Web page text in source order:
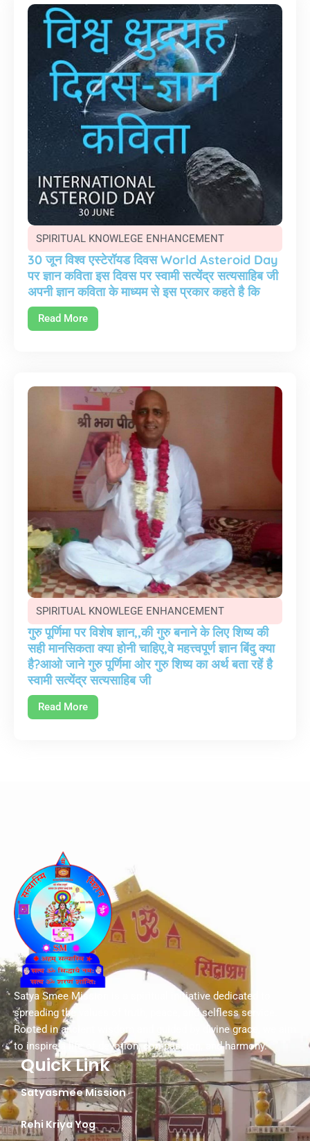
SPIRITUAL KNOWLEGE ENHANCEMENT
30 जून विश्व एस्टेरॉयड दिवस World Asteroid Day
पर ज्ञान कविता इस दिवस पर स्वामी सत्येंद्र सत्यसाहिब जी
अपनी ज्ञान कविता के माध्यम से इस प्रकार कहते है कि
Read More
SPIRITUAL KNOWLEGE ENHANCEMENT
गुरु पूर्णिमा पर विशेष ज्ञान,,की गुरु बनाने के लिए शिष्य की
सही मानसिकता क्या होनी चाहिए,वे महत्त्वपूर्ण ज्ञान बिंदु क्या
है?आओ जाने गुरु पूर्णिमा ओर गुरु शिष्य का अर्थ बता रहें है
स्वामी सत्येंद्र सत्यसाहिब जी
Read More
Satya Smee Mission is a spiritual initiative dedicated to
spreading the values of truth, peace, and selfless service.
Rooted in ancient wisdom and guided by divine grace, we aim
to inspire a life of devotion, compassion, and harmony.
Quick Link
Satyasmee Mission
Rehi Kriya Yog